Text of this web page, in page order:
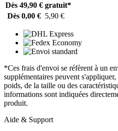
Dès 49,90 € gratuit*
Dès 0,00 € 5,90 €
*Ces frais d'envoi se réfèrent à un
supplémentaires peuvent
poids, de la taille ou des
informations sont indiquées
produit.
Aide & Support